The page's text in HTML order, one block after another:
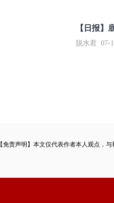
【日报】
脱水君 07-
【免责声明】本文仅代表作者本人观点，